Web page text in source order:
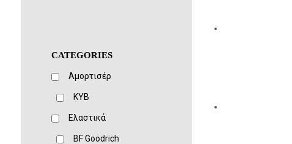
CATEGORIES
Αμορτισέρ
KYB
Ελαστικά
BF Goodrich